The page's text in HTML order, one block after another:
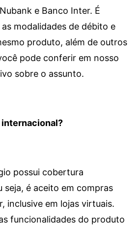
e Banco Inter. É
modalidades de débito e
produto, além de outros
pode conferir em nosso
sobre o assunto.
internacional?
possui cobertura
seja, é aceito em compras
inclusive em lojas virtuais.
funcionalidades do produto